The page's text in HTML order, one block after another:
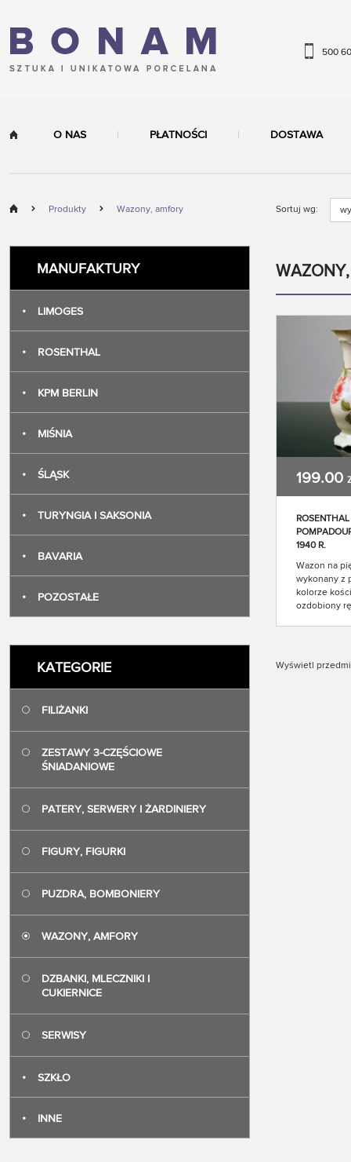
500
O NAS PŁATNOŚCI DOSTAWA
Produkty Wazony, amfory Sortuj wg:
MANUFAKTURY
• LIMOGES
• ROSENTHAL
• KPM BERLIN
• MIŚNIA
• ŚLĄSK
• TURYNGIA I SAKSONIA
• BAVARIA
• POZOSTAŁE
KATEGORIE
FILIŻANKI
ZESTAWY 3-CZĘŚCIOWE
ŚNIADANIOWE
PATERY, SERWERY I ŻARDINIERY
FIGURY, FIGURKI
PUZDRA, BOMBONIERY
WAZONY, AMFORY
DZBANKI, MLECZNIKI I
CUKIERNICE
SERWISY
• SZKŁO
• INNE
199.00
1940 R.
Wazon na
wykonany z
kolorze
ozdobiony
ozdobiony
Wyświetl